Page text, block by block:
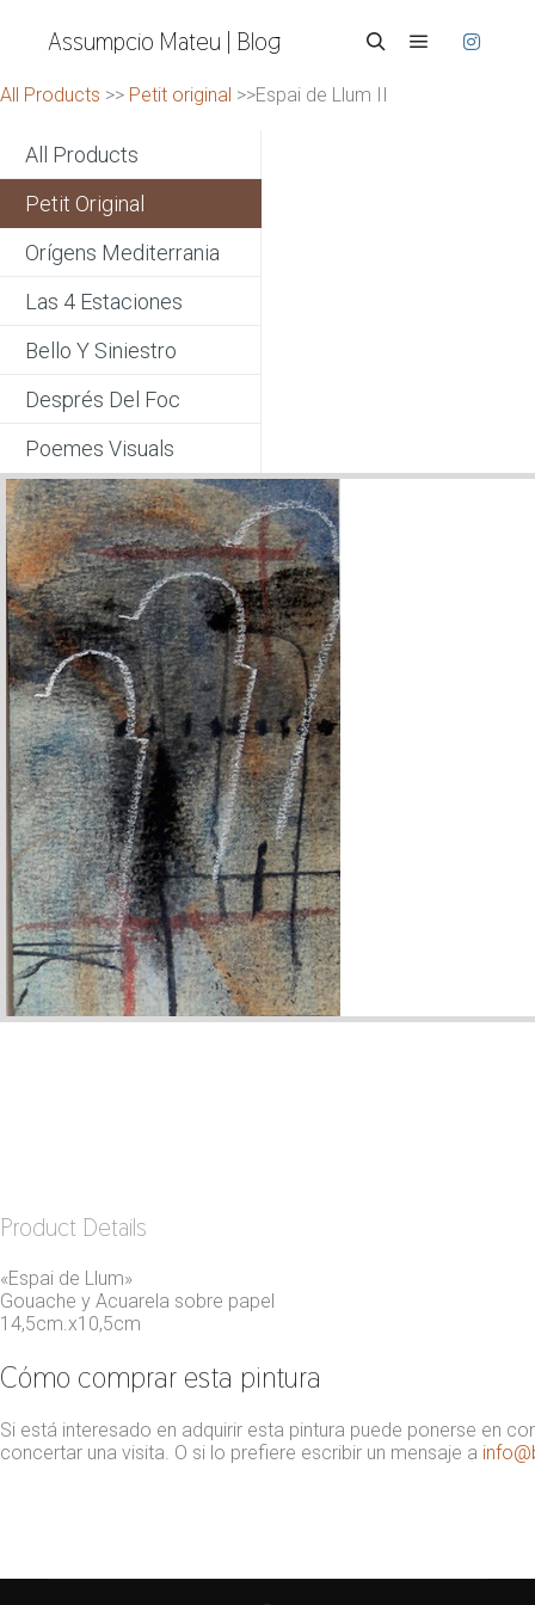
Assumpcio Mateu | Blog
All Products >> Petit original >>Espai de Llum II
All Products
Petit Original
Orígens Mediterrania
Las 4 Estaciones
Bello Y Siniestro
Després Del Foc
Poemes Visuals
Product Details
«Espai de Llum»
Gouache y Acuarela sobre papel
14,5cm.x10,5cm
Cómo comprar esta pintura
Si está interesado en adquirir esta pintura puede ponerse en
concertar una visita. O si lo prefiere escribir un mensaje a